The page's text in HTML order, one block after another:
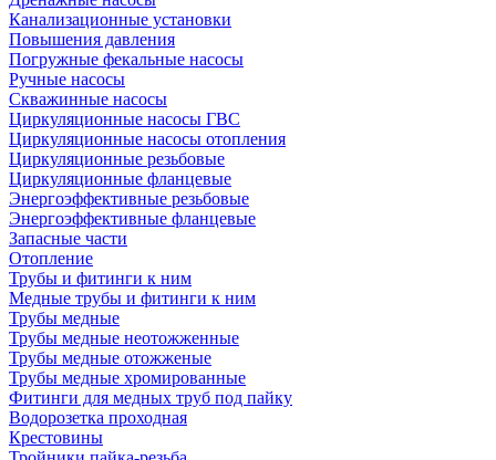
Канализационные установки
Повышения давления
Погружные фекальные насосы
Ручные насосы
Скважинные насосы
Циркуляционные насосы ГВС
Циркуляционные насосы отопления
Циркуляционные резьбовые
Циркуляционные фланцевые
Энергоэффективные резьбовые
Энергоэффективные фланцевые
Запасные части
Отопление
Трубы и фитинги к ним
Медные трубы и фитинги к ним
Трубы медные
Трубы медные неотожженные
Трубы медные отожженые
Трубы медные хромированные
Фитинги для медных труб под пайку
Водорозетка проходная
Крестовины